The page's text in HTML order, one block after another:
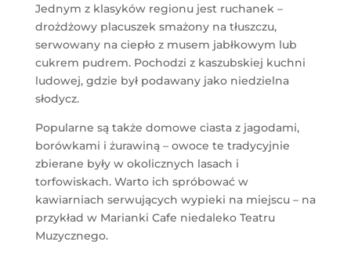
Jednym z klasyków regionu jest ruchanek –
drożdżowy placuszek smażony na tłuszczu,
serwowany na ciepło z musem jabłkowym lub
cukrem pudrem. Pochodzi z kaszubskiej kuchni
ludowej, gdzie był podawany jako niedzielna
słodycz.
Popularne są także domowe ciasta z jagodami,
borówkami i żurawiną – owoce te tradycyjnie
zbierane były w okolicznych lasach i
torfowiskach. Warto ich spróbować w
kawiarniach serwujących wypieki na miejscu – na
przykład w Marianki Cafe niedaleko Teatru
Muzycznego.